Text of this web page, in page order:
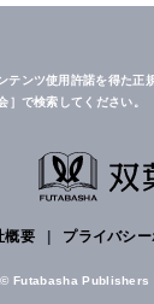
ンツ使用許諾を得た正
で検索してください。
概要 | プライバシ
Futabasha